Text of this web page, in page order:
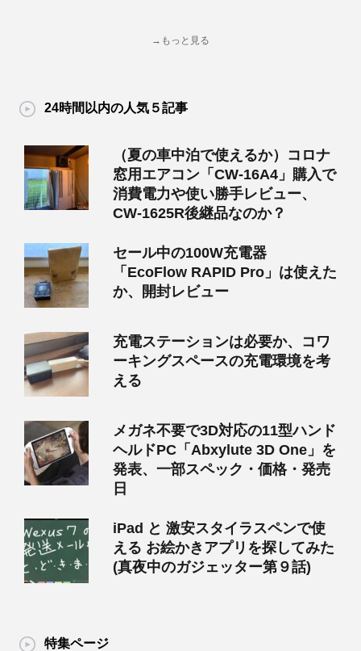
→もっと見る
24時間以内の人気５記事
（夏の車中泊で使えるか）コロナ
窓用エアコン「CW-16A4」購入で
消費電力や使い勝手レビュー、
CW-1625R後継品なのか？
セール中の100W充電器
「EcoFlow RAPID Pro」は使えた
か、開封レビュー
充電ステーションは必要か、コワ
ーキングスペースの充電環境を考
える
メガネ不要で3D対応の11型ハンド
ヘルドPC「Abxylute 3D One」を
発表、一部スペック・価格・発売
日
iPad と 激安スタイラスペンで使
える お絵かきアプリを探してみた
(真夜中のガジェッター第９話)
特集ページ